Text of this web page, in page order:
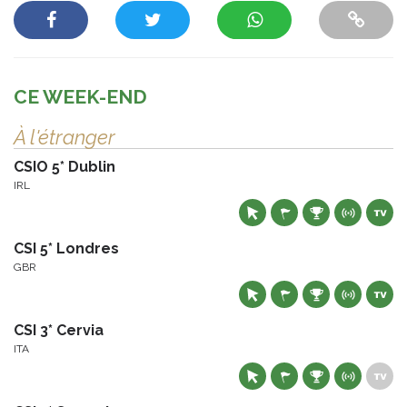
CE WEEK-END
À l'étranger
CSIO 5* Dublin
IRL
CSI 5* Londres
GBR
CSI 3* Cervia
ITA